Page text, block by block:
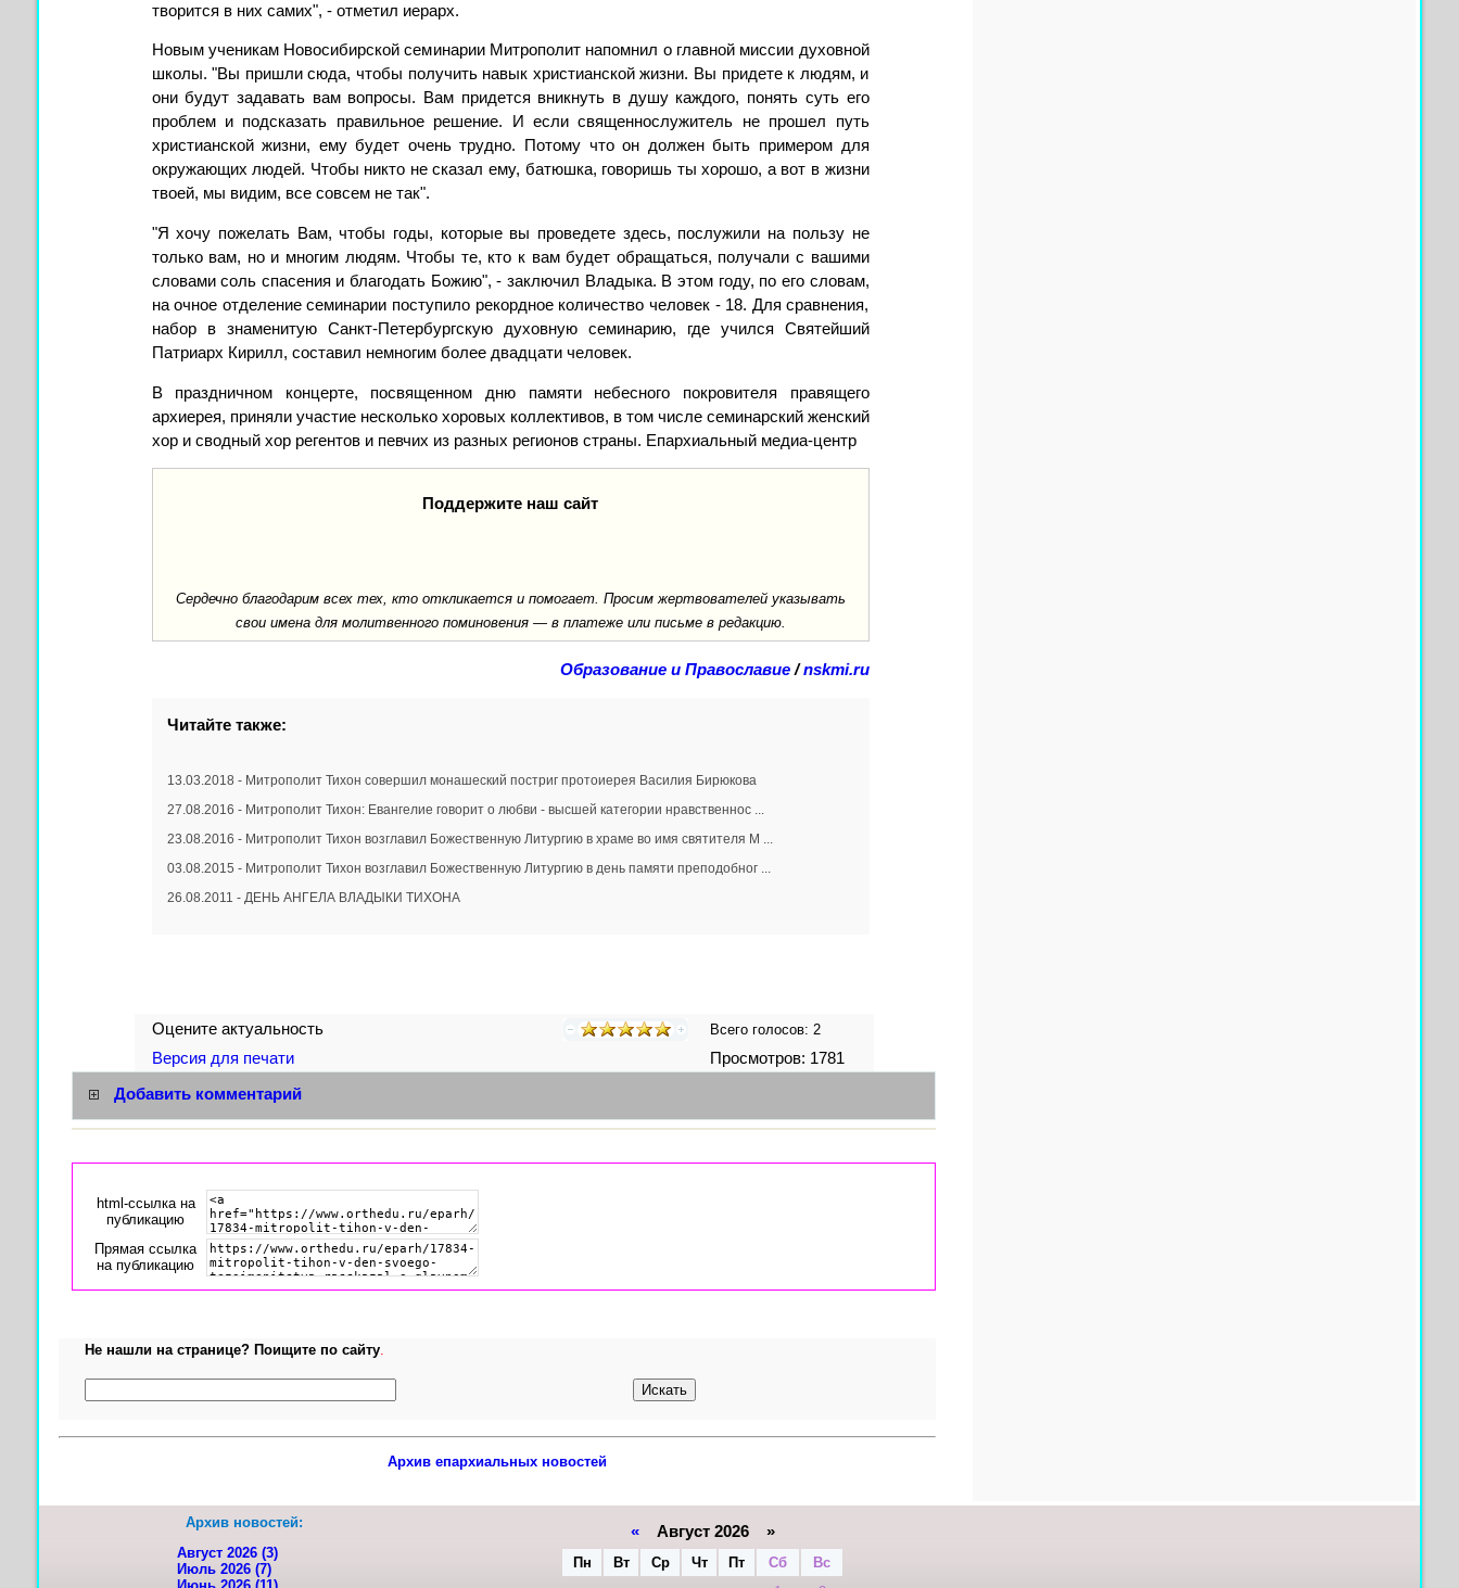
творится в них самих", - отметил иерарх.
Новым ученикам Новосибирской семинарии Митрополит напомнил о главной миссии духовной
школы. "Вы пришли сюда, чтобы получить навык христианской жизни. Вы придете к людям, и
они будут задавать вам вопросы. Вам придется вникнуть в душу каждого, понять суть его
проблем и подсказать правильное решение. И если священнослужитель не прошел путь
христианской жизни, ему будет очень трудно. Потому что он должен быть примером для
окружающих людей. Чтобы никто не сказал ему, батюшка, говоришь ты хорошо, а вот в жизни
твоей, мы видим, все совсем не так".
"Я хочу пожелать Вам, чтобы годы, которые вы проведете здесь, послужили на пользу не
только вам, но и многим людям. Чтобы те, кто к вам будет обращаться, получали с вашими
словами соль спасения и благодать Божию", - заключил Владыка. В этом году, по его словам,
на очное отделение семинарии поступило рекордное количество человек - 18. Для сравнения,
набор в знаменитую Санкт-Петербургскую духовную семинарию, где учился Святейший
Патриарх Кирилл, составил немногим более двадцати человек.
В праздничном концерте, посвященном дню памяти небесного покровителя правящего
архиерея, приняли участие несколько хоровых коллективов, в том числе семинарский женский
хор и сводный хор регентов и певчих из разных регионов страны. Епархиальный медиа-центр
Поддержите наш сайт
Сердечно благодарим всех тех, кто откликается и помогает. Просим жертвователей указывать
свои имена для молитвенного поминовения — в платеже или письме в редакцию.
Образование и Православие/nskmi.ru
Читайте также:
13.03.2018 - Митрополит Тихон совершил монашеский постриг протоиерея Василия Бирюкова
27.08.2016 - Митрополит Тихон: Евангелие говорит о любви - высшей категории нравственнос ...
23.08.2016 - Митрополит Тихон возглавил Божественную Литургию в храме во имя святителя М ...
03.08.2015 - Митрополит Тихон возглавил Божественную Литургию в день памяти преподобног ...
26.08.2011 - ДЕНЬ АНГЕЛА ВЛАДЫКИ ТИХОНА
Оцените актуальность Всего голосов: 2
Версия для печати Просмотров: 1781
Добавить комментарий
html-cсылка на
публикацию
Прямая ссылка
на публикацию
Не нашли на странице? Поищите по сайту.
Архив епархиальных новостей
Архив новостей:
Август 2026 (3)
Июль 2026 (7)
«Август 2026 »
Пн Вт Ср Чт Пт Сб
Вс